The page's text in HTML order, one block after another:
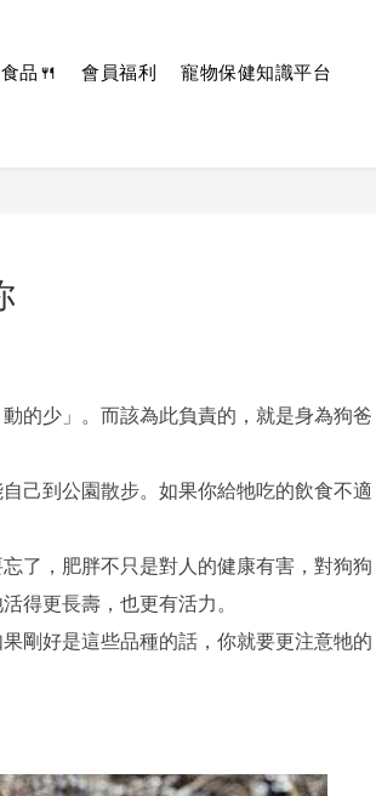
品🍴 會員福利 寵物保健知識平台
的少」。而該為此負責的，就是身為狗爸
己到公園散步。如果你給牠吃的飲食不適
了，肥胖不只是對人的健康有害，對狗狗
得更長壽，也更有活力。
剛好是這些品種的話，你就要更注意牠的